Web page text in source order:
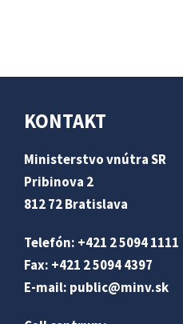
KONTAKT
Ministerstvo vnútra SR
Pribinova 2
812 72 Bratislava
Telefón: +421 2 5094 1111
Fax: +421 2 5094 4397
E-mail: public@minv.sk